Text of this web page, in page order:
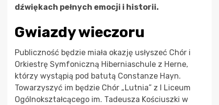
dźwiękach pełnych emocji i historii.
Gwiazdy wieczoru
Publiczność będzie miała okazję usłyszeć Chór i
Orkiestrę Symfoniczną Hiberniaschule z Herne,
którzy wystąpią pod batutą Constanze Hayn.
Towarzyszyć im będzie Chór „Lutnia” z I Liceum
Ogólnokształcącego im. Tadeusza Kościuszki w